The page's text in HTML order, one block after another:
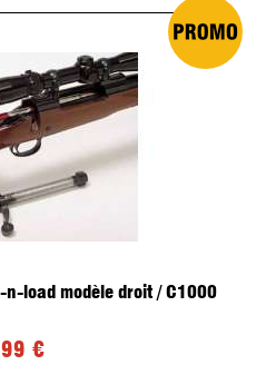
load modèle droit / C1000
€